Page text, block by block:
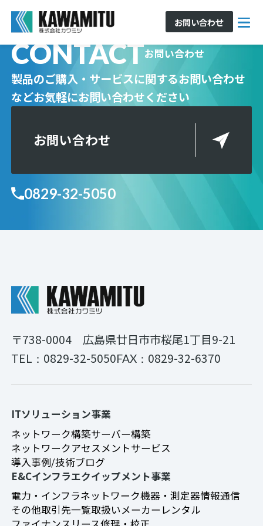
お問い合わせ
CONTACTお問い合わせ
製品のご購入・サービスに関するお問い合わせ
などお気軽にお問い合わせください
お問い合わせ
0829-32-5050
〒738-0004 広島県廿日市市桜尾1丁目9-21
TEL： 0829-32-5050FAX： 0829-32-6370
ITソリューション事業
ネットワーク構築サーバー構築
ネットワークアセスメントサービス
導入事例/技術ブログ
E&Cインフラエクイップメント事業
電力・インフラネットワーク機器・測定器情報通信
その他取引先一覧取扱いメーカー レンタル